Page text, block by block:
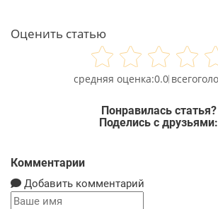
Оценить статью
0.0
Понравилась статья?
Поделись с друзьями:
Комментарии
Добавить комментарий